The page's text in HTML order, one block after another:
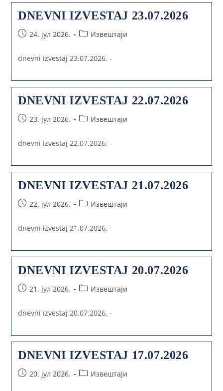
DNEVNI IZVESTAJ 23.07.2026
24. јул 2026. Извештаји
dnevni izvestaj 23.07.2026. -
DNEVNI IZVESTAJ 22.07.2026
23. јул 2026. Извештаји
dnevni izvestaj 22.07.2026. -
DNEVNI IZVESTAJ 21.07.2026
22. јул 2026. Извештаји
dnevni izvestaj 21.07.2026. -
DNEVNI IZVESTAJ 20.07.2026
21. јул 2026. Извештаји
dnevni izvestaj 20.07.2026. -
DNEVNI IZVESTAJ 17.07.2026
20. јул 2026. Извештаји